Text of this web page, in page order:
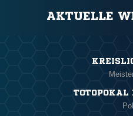
AKTUELLE
TOTOPOKAL